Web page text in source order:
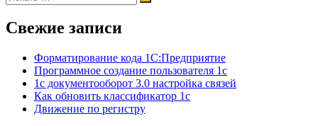
Свежие записи
Форматирование кода 1С:Предприятие
Программное создание пользователя 1с
1с документооборот 3.0 настройка связей
Как обновить классификатор 1с
Движение по регистру